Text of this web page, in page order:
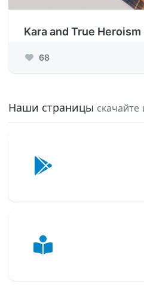
Kara and True
68
Наши страницы